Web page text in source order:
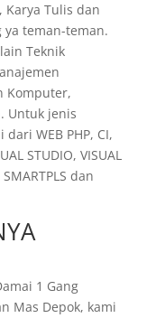
Karya Tulis dan
ya teman-teman.
Teknik
Komputer,
Untuk jenis
WEB PHP, CI,
STUDIO, VISUAL
SMARTPLS dan
1 Gang
Mas Depok, kami